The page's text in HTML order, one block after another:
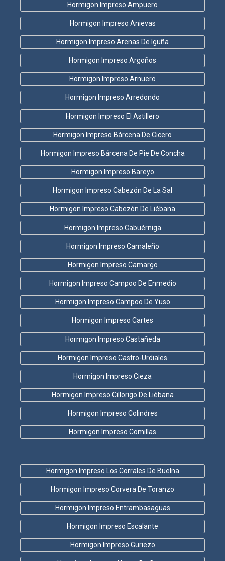
Hormigon Impreso Ampuero
Hormigon Impreso Anievas
Hormigon Impreso Arenas De Iguña
Hormigon Impreso Argoños
Hormigon Impreso Arnuero
Hormigon Impreso Arredondo
Hormigon Impreso El Astillero
Hormigon Impreso Bárcena De Cicero
Hormigon Impreso Bárcena De Pie De Concha
Hormigon Impreso Bareyo
Hormigon Impreso Cabezón De La Sal
Hormigon Impreso Cabezón De Liébana
Hormigon Impreso Cabuérniga
Hormigon Impreso Camaleño
Hormigon Impreso Camargo
Hormigon Impreso Campoo De Enmedio
Hormigon Impreso Campoo De Yuso
Hormigon Impreso Cartes
Hormigon Impreso Castañeda
Hormigon Impreso Castro-Urdiales
Hormigon Impreso Cieza
Hormigon Impreso Cillorigo De Liébana
Hormigon Impreso Colindres
Hormigon Impreso Comillas
Hormigon Impreso Los Corrales De Buelna
Hormigon Impreso Corvera De Toranzo
Hormigon Impreso Entrambasaguas
Hormigon Impreso Escalante
Hormigon Impreso Guriezo